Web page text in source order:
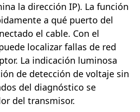
la dirección IP). La función
a qué puerto del
el cable. Con el
localizar fallas de red
La indicación luminosa
de detección de voltaje sin
del diagnóstico se
del transmisor.